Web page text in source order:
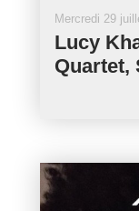
Mercredi 29
Lucy
Quartet,